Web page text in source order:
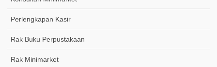
Perlengkapan Kasir
Rak Buku Perpustakaan
Rak Minimarket